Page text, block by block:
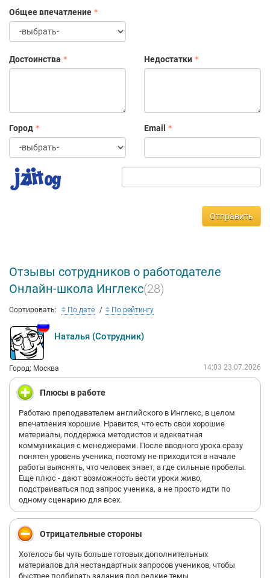
любом вопросе.
Общее впечатление
Достоинства Недостатки
Город Email
Отправить
Отзывы сотрудников о работодателе
Онлайн-школа Инглекс(28)
Сортировать: По дате По рейтингу
Наталья (Сотрудник)
Город: Москва 14:03 23.07.2026
Плюсы в работе
Работаю преподавателем английского в Инглекс, в целом
впечатления хорошие. Нравится, что есть свои хорошие
материалы, поддержка методистов и адекватная
коммуникация с менеджерами. После вводного урока сразу
понятен уровень ученика, поэтому не приходится в начале
работы выяснять, что человек знает, а где сильные пробелы.
Еще плюс - дают возможность вести уроки живо,
подстраиваться под запрос ученика, а не просто идти по
одному сценарию для всех.
Отрицательные стороны
Хотелось бы чуть больше готовых дополнительных
материалов для нестандартных запросов учеников, чтобы
быстрее подбирать задания под редкие темы